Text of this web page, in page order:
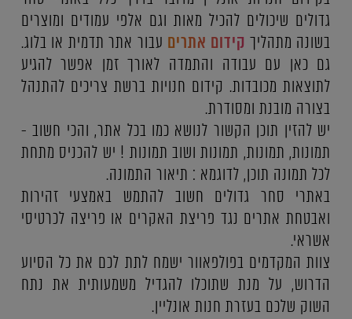
גדולים שיכולים להכיל מאות וגם אלפי עמודים ומוצרים
בשונה מתהליך קידום אתרים עבור אתר תדמית או בלוג.
גם כאן עם עבודה והתמדה לאורך זמן אפשר להגיע
לתוצאות מכובדות. קידום חנויות ברשת צריכים להתנהל
בצורה מובנת ומסודרת.
יש להזין תוכן הקשור לנושא כמו בכל אתר, והכי חשוב -
תמונות, תמונות, תמונות ושוב תמונות ! יש להכניס מתחת
לכל תמונה תוכן, לדוגמא : תיאור התמונה.
באתרי סחר גדולים חשוב להתמש באמצעי זהירות
ואבטחת אתרים נגד פריצת האקרים או פריצה לכרטיסי
אשראי.
צוות המקדמים בפולפאוור ישמח לתת לכם את כל הסיוע
הדרוש, על מנת שתוכלו להגדיל משמעותית את נתח
השוק שלכם בעזרת חנות אונליין.